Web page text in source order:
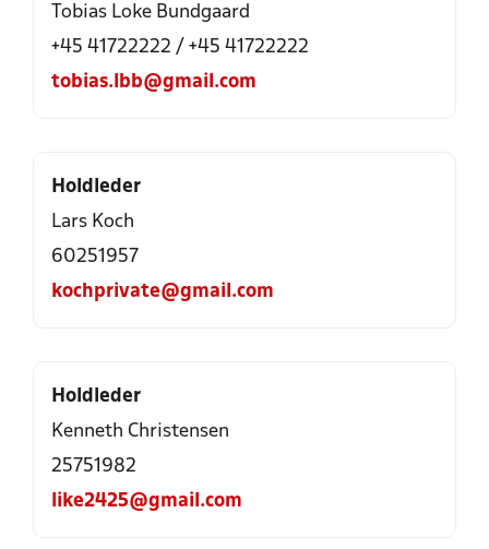
Tobias Loke Bundgaard
+45 41722222 / +45 41722222
tobias.lbb@gmail.com
Holdleder
Lars Koch
60251957
kochprivate@gmail.com
Holdleder
Kenneth Christensen
25751982
like2425@gmail.com